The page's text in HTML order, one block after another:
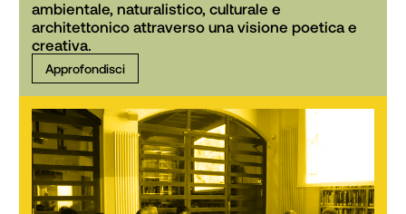
ambientale, naturalistico, culturale e
architettonico attraverso una visione poetica e
creativa.
Approfondisci